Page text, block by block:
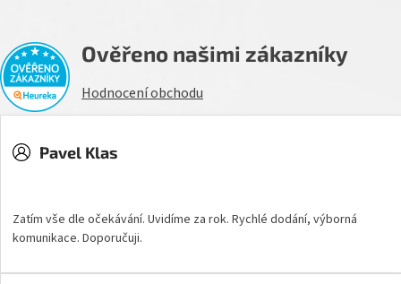
Ověřeno našimi zákazníky
Hodnocení obchodu
Pavel Klas
Zatím vše dle očekávání. Uvidíme za rok. Rychlé dodání, výborná
komunikace. Doporučuji.